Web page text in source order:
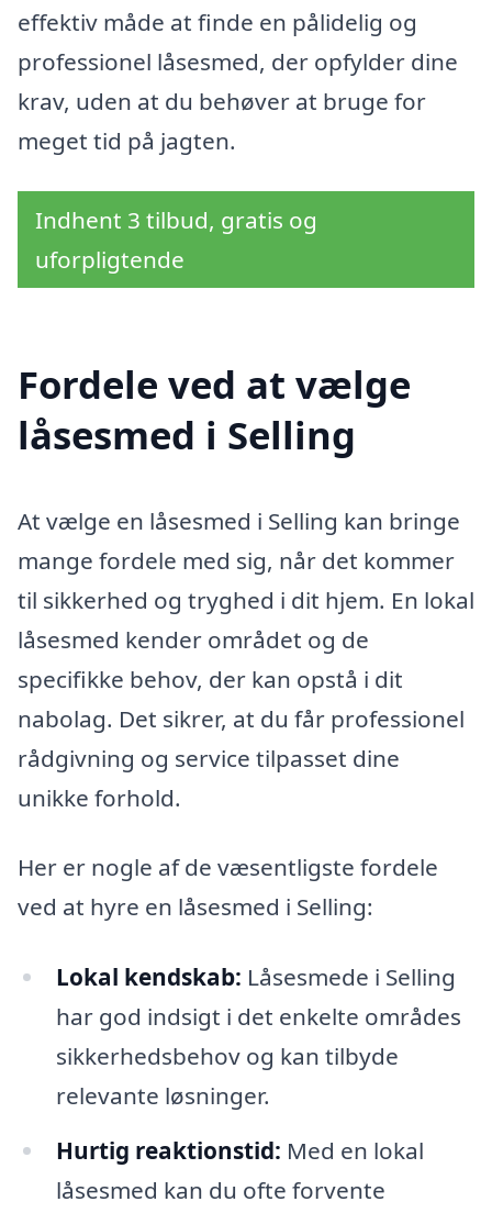
effektiv måde at finde en pålidelig og
professionel låsesmed, der opfylder dine
krav, uden at du behøver at bruge for
meget tid på jagten.
Indhent 3 tilbud, gratis og
uforpligtende
Fordele ved at vælge
låsesmed i Selling
At vælge en låsesmed i Selling kan bringe
mange fordele med sig, når det kommer
til sikkerhed og tryghed i dit hjem. En lokal
låsesmed kender området og de
specifikke behov, der kan opstå i dit
nabolag. Det sikrer, at du får professionel
rådgivning og service tilpasset dine
unikke forhold.
Her er nogle af de væsentligste fordele
ved at hyre en låsesmed i Selling:
Lokal kendskab: Låsesmede i Selling
har god indsigt i det enkelte områdes
sikkerhedsbehov og kan tilbyde
relevante løsninger.
Hurtig reaktionstid: Med en lokal
låsesmed kan du ofte forvente